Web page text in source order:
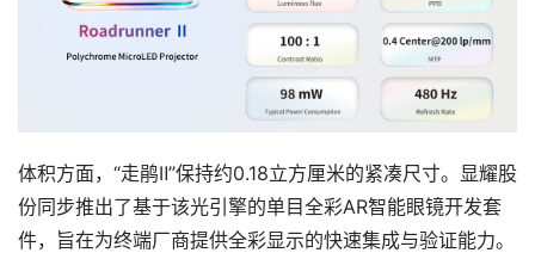
应
用
体积方面，“走鹃Ⅱ”保持约0.18立方厘米的紧凑尺寸。显耀股
份同步推出了基于该光引擎的单目全彩AR智能眼镜开发套
件，旨在为终端厂商提供全彩显示的快速集成与验证能力。